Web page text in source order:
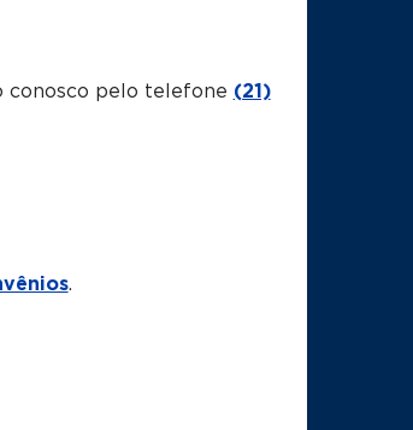
conosco pelo telefone (21)
.